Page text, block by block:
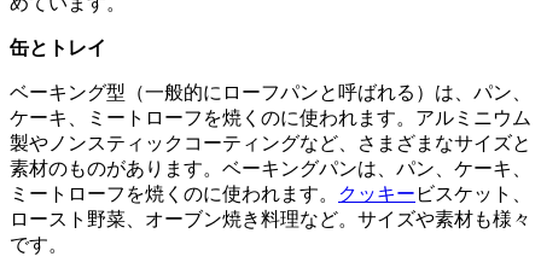
缶とトレイ
ベーキング型（一般的にローフパンと呼ばれる）は、パン、
ケーキ、ミートローフを焼くのに使われます。アルミニウム
製やノンスティックコーティングなど、さまざまなサイズと
素材のものがあります。ベーキングパンは、パン、ケーキ、
ミートローフを焼くのに使われます。
クッキー ビスケット、
ロースト野菜、オーブン焼き料理など。サイズや素材も様々
です。